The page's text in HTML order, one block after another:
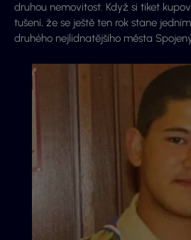
druhou nemovitost. Když si tiket
tušení, že se ještě ten rok stane
druhého nejlidnatějšího města